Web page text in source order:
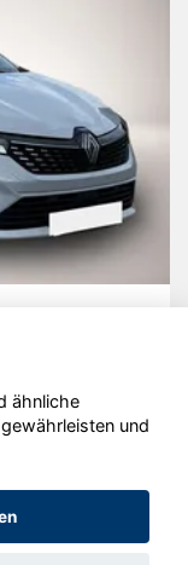
- 2026
ähnliche
und